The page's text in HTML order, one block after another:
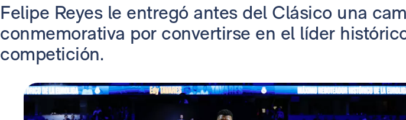
Felipe Reyes le entregó antes del Clásico una
conmemorativa por convertirse en el líder
competición.